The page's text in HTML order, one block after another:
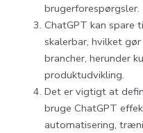
brugerforespørgsler.
ChatGPT kan spare
skalerbar, hvilket
brancher, herunder
produktudvikling.
Det er vigtigt at
bruge ChatGPT
automatisering,